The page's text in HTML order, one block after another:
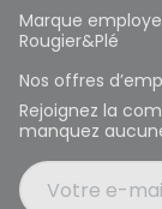
Marque
Rougier&Plé
Nos offres
Rejoignez la
manquez
Votre e-